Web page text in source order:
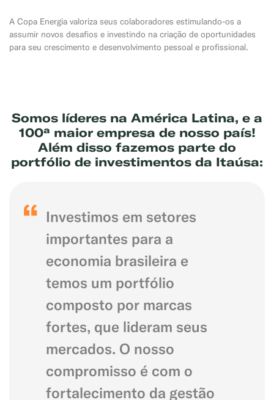
A Copa Energia valoriza seus colaboradores estimulando-os a
assumir novos desafios e investindo na criação de oportunidades
para seu crescimento e desenvolvimento pessoal e profissional.
Somos líderes na América Latina, e a
100ª maior empresa de nosso país!
Além disso fazemos parte do
portfólio de investimentos da Itaúsa:
Investimos em setores
importantes para a
economia brasileira e
temos um portfólio
composto por marcas
fortes, que lideram seus
mercados. O nosso
compromisso é com o
fortalecimento da gestão